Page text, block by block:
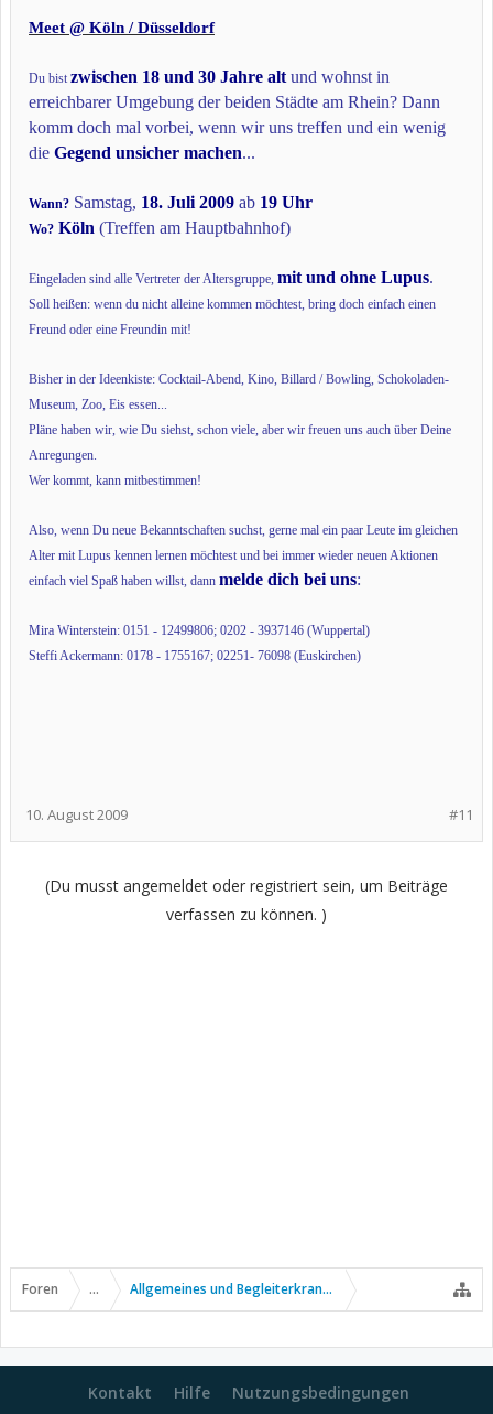
Meet @ Köln / Düsseldorf
Du bist zwischen 18 und 30 Jahre alt und wohnst in
erreichbarer Umgebung der beiden Städte am Rhein? Dann
komm doch mal vorbei, wenn wir uns treffen und ein wenig
die Gegend unsicher machen...
Wann? Samstag, 18. Juli 2009 ab 19 Uhr
Wo? Köln (Treffen am Hauptbahnhof)
Eingeladen sind alle Vertreter der Altersgruppe, mit und ohne Lupus.
Soll heißen: wenn du nicht alleine kommen möchtest, bring doch einfach einen
Freund oder eine Freundin mit!
Bisher in der Ideenkiste: Cocktail-Abend, Kino, Billard / Bowling, Schokoladen-
Museum, Zoo, Eis essen...
Pläne haben wir, wie Du siehst, schon viele, aber wir freuen uns auch über Deine
Anregungen.
Wer kommt, kann mitbestimmen!
Also, wenn Du neue Bekanntschaften suchst, gerne mal ein paar Leute im gleichen
Alter mit Lupus kennen lernen möchtest und bei immer wieder neuen Aktionen
einfach viel Spaß haben willst, dann melde dich bei uns:
Mira Winterstein: 0151 - 12499806; 0202 - 3937146 (Wuppertal)
Steffi Ackermann: 0178 - 1755167; 02251- 76098 (Euskirchen)
#11
10. August 2009
(Du musst angemeldet oder registriert sein, um Beiträge
verfassen zu können. )
Foren ... Allgemeines und Begleiterkrankungen
Kontakt Hilfe Nutzungsbedingungen